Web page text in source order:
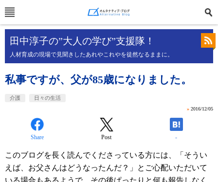
田中淳子の”大人の学び”支援隊！
人材育成の現場で見聞きしたあれやこれやを徒然なるままに。
私事ですが、父が85歳になりました。
介護 日々の生活
» 2016/12/05
Share Post -
このブログを長く読んでくださっている方には、「そうい
えば、お父さんはどうなったんだ？」とご心配いただいて
いる場合もあるようで、その後ぱったりと何も報告しなく